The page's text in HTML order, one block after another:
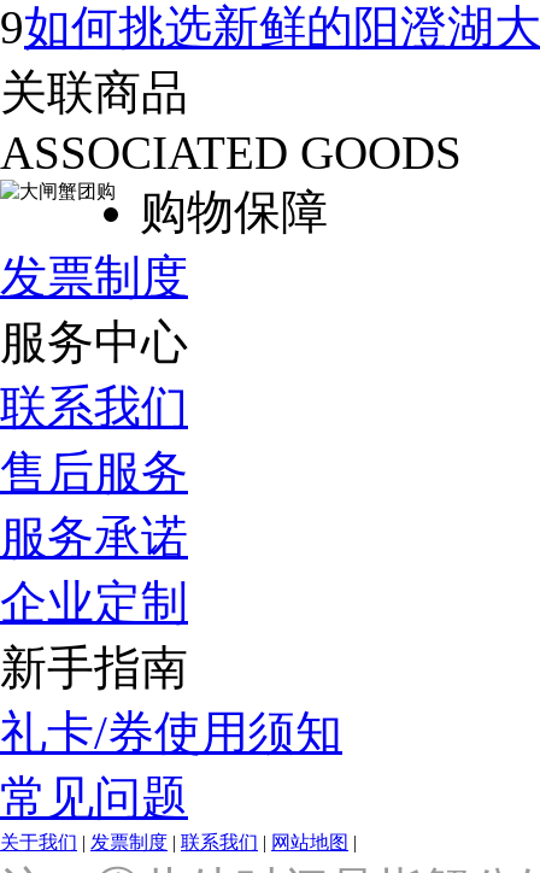
9如何挑选新鲜的阳澄湖
关联商品
ASSOCIATED GOODS
购物保障
发票制度
服务中心
联系我们
售后服务
服务承诺
企业定制
新手指南
礼卡/券使用须知
常见问题
关于我们 | 发票制度 | 联系我们 | 网站地图 |
上